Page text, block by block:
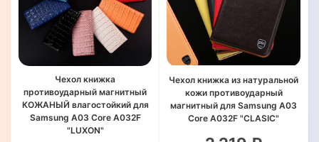
Чехол книжка
противоударный магнитный
КОЖАНЫЙ влагостойкий для
Samsung A03 Core A032F
"LUXON"
Чехол книжка из натуральной
кожи противоударный
магнитный для Samsung A03
Core A032F "CLASIC"